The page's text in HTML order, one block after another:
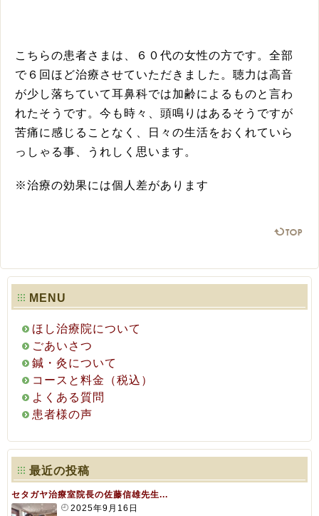
こちらの患者さまは、６０代の女性の方です。全部
で６回ほど治療させていただきました。聴力は高音
が少し落ちていて耳鼻科では加齢によるものと言わ
れたそうです。今も時々、頭鳴りはあるそうですが
苦痛に感じることなく、日々の生活をおくれていら
っしゃる事、うれしく思います。
※治療の効果には個人差があります
MENU
ほし治療院について
ごあいさつ
鍼・灸について
コースと料金（税込）
よくある質問
患者様の声
最近の投稿
セタガヤ治療室院長の佐藤信雄先生...
2025年9月16日